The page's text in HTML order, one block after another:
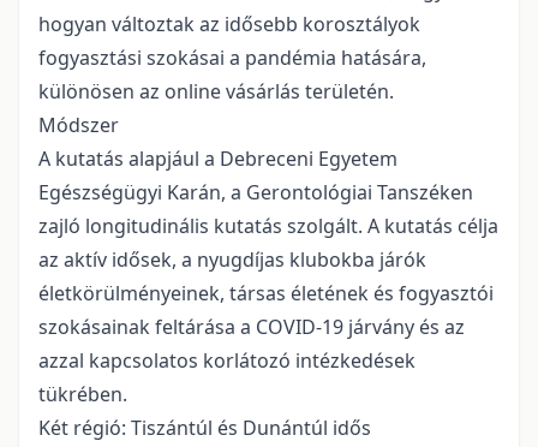
hogyan változtak az idősebb korosztályok
fogyasztási szokásai a pandémia hatására,
különösen az online vásárlás területén.
Módszer
A kutatás alapjául a Debreceni Egyetem
Egészségügyi Karán, a Gerontológiai Tanszéken
zajló longitudinális kutatás szolgált. A kutatás célja
az aktív idősek, a nyugdíjas klubokba járók
életkörülményeinek, társas életének és fogyasztói
szokásainak feltárása a COVID-19 járvány és az
azzal kapcsolatos korlátozó intézkedések
tükrében.
Két régió: Tiszántúl és Dunántúl idős